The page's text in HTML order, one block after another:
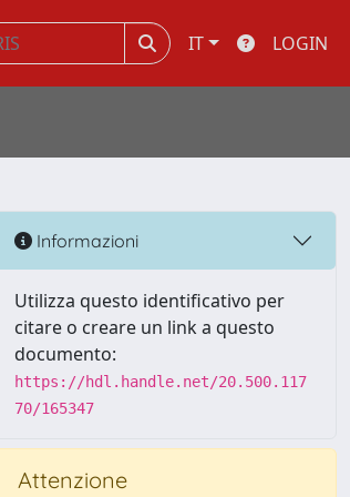
IT LOGIN
Informazioni
Utilizza questo identificativo per
citare o creare un link a questo
documento:
https://hdl.handle.net/20.500.117
70/165347
Attenzione